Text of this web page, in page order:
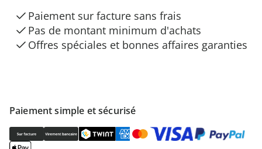
Paiement simple et sécurisé
Paiement sur facture sans frais
Pas de montant minimum d'achats
Offres spéciales et bonnes affaires garanties